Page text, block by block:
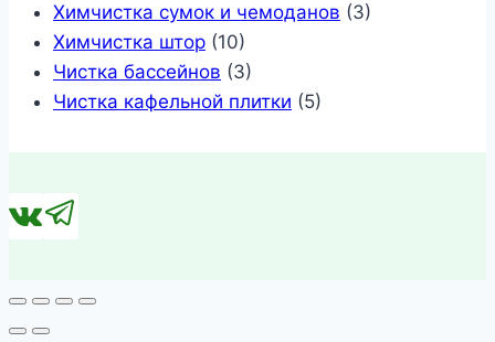
Химчистка сумок и чемоданов (3)
Химчистка штор (10)
Чистка бассейнов (3)
Чистка кафельной плитки (5)